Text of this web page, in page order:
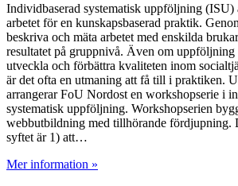
Individbaserad systematisk uppföljning
arbetet för en kunskapsbaserad praktik.
beskriva och mäta arbetet med enskilda
resultatet på gruppnivå. Även om uppföljning
utveckla och förbättra kvaliteten inom
är det ofta en utmaning att få till i praktiken.
arrangerar FoU Nordost en workshopserie i
systematisk uppföljning. Workshopserien
webbutbildning med tillhörande fördjupning.
syftet är 1) att…
Mer information »